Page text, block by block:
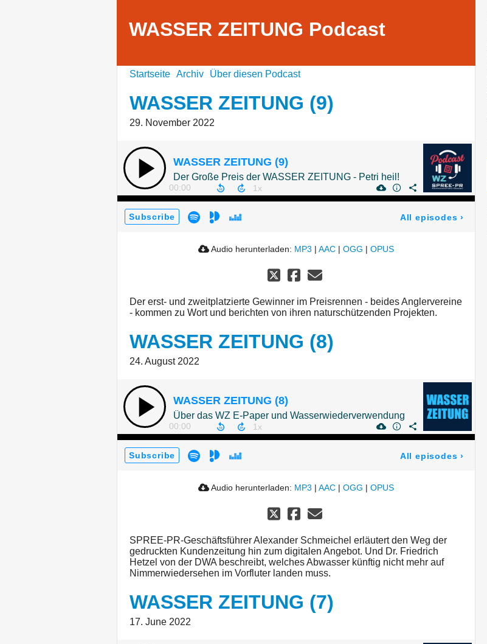
WASSER ZEITUNG Podcast
Startseite Archiv Über diesen Podcast
WASSER ZEITUNG (9)
29. November 2022
WASSER ZEITUNG (9)
Der Große Preis der WASSER ZEITUNG - Petri heil!
00:00
Subscribe All episodes ›
Audio herunterladen: MP3 | AAC | OGG | OPUS
Der erst- und zweitplatzierte Gewinner im Preisrennen - beides Anglervereine
- kommen zu Wort und berichten von ihren naturschützenden Projekten.
WASSER ZEITUNG (8)
24. August 2022
WASSER ZEITUNG (8)
Über das WZ E-Paper und Wasserwiederverwendung
00:00
Subscribe All episodes ›
Audio herunterladen: MP3 | AAC | OGG | OPUS
SPREE-PR-Geschäftsführer Alexander Schmeichel erläutert den Weg der
gedruckten Kundenzeitung hin zum digitalen Angebot. Und Dr. Friedrich
Hetzel von der DWA beschreibt, welches Abwasser künftig nicht mehr auf
Nimmerwiedersehen im Vorfluter landen muss.
WASSER ZEITUNG (7)
17. June 2022